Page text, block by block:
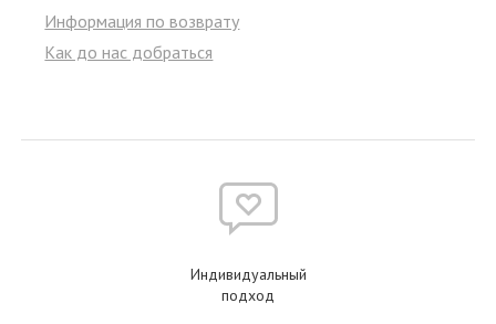
Информация по возврату
Как до нас добраться
Индивидуальный
подход